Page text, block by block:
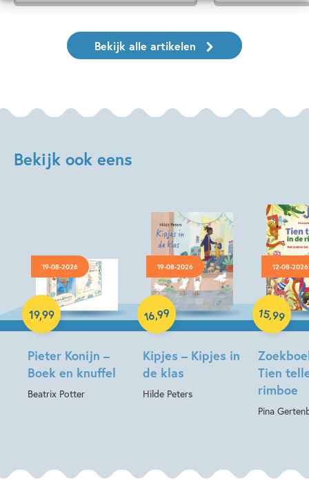
Bekijk alle artikelen
Bekijk ook eens
19-08-2026
Pieter Konijn –
Boek en knuffel
Beatrix Potter
19,99
Hardcover
19-08-2026
Kipjes – Kipjes in
de klas
Hilde Peters
16,99
Hardcover
12-08-2026
Tien
rimboe
Pina
15,99
Hardcover